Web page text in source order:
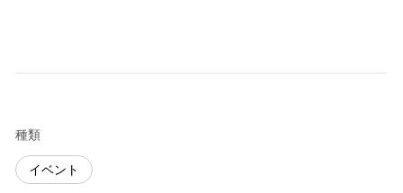
種類
イベント